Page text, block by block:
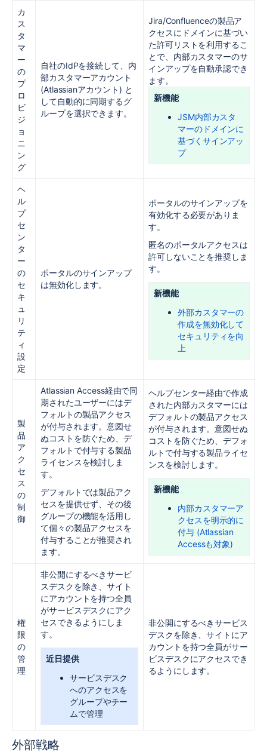
カ
ス
タ
マ
ー
の
プ
ロ
ビ
ジ
ョ
ニ
ン
グ
自社のIdPを接続して、内
部カスタマーアカウント
(Atlassianアカウント) と
して自動的に同期するグ
ループを選択できます。
Jira/Confluenceの製品ア
クセスにドメインに基づい
た許可リストを利用するこ
とで、内部カスタマーのサ
インアップを自動承認でき
ます。
新機能
JSM内部カスタ
マーのドメインに
基づくサインアッ
プ
ヘ
ル
プ
セ
ン
タ
ー
の
セ
キ
ュ
リ
テ
ィ
設
定
ポータルのサインアップ
は無効化します。
ポータルのサインアップを
有効化する必要がありま
す。
匿名のポータルアクセスは
許可しないことを推奨しま
す。
新機能
外部カスタマーの
作成を無効化して
セキュリティを向
上
製
品
ア
ク
セ
ス
の
制
御
Atlassian Access経由で同
期されたユーザーにはデ
フォルトの製品アクセス
が付与されます。意図せ
ぬコストを防ぐため、デ
フォルトで付与する製品
ライセンスを検討しま
す。
デフォルトでは製品アク
セスを提供せず、その後
グループの機能を活用し
て個々の製品アクセスを
付与することが推奨され
ます。
ヘルプセンター経由で作成
された内部カスタマーには
デフォルトの製品アクセス
が付与されます。意図せぬ
コストを防ぐため、デフォ
ルトで付与する製品ライセ
ンスを検討します。
新機能
内部カスタマーア
クセスを明示的に
付与 (Atlassian
Accessも対象)
権
限
の
管
理
非公開にするべきサービ
スデスクを除き、サイト
にアカウントを持つ全員
がサービスデスクにアク
セスできるようにしま
す。
近日提供
サービスデスク
へのアクセスを
グループやチー
ムで管理
非公開にするべきサービス
デスクを除き、サイトにア
カウントを持つ全員がサー
ビスデスクにアクセスでき
るようにします。
外部戦略